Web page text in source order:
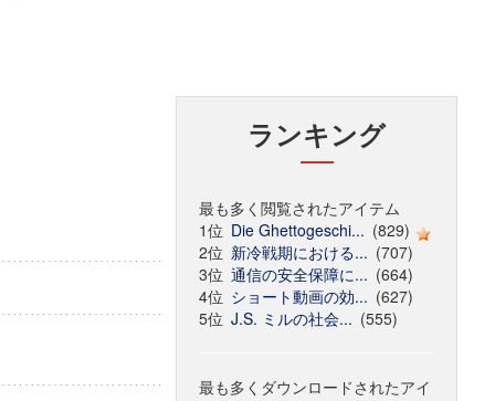
ランキング
最も多く閲覧されたアイテム
1位 Die Ghettogeschi... (829)
2位 新冷戦期における... (707)
3位 通信の安全保障に... (664)
4位 ショート動画の効... (627)
5位 J.S. ミルの社会... (555)
最も多くダウンロードされたアイ